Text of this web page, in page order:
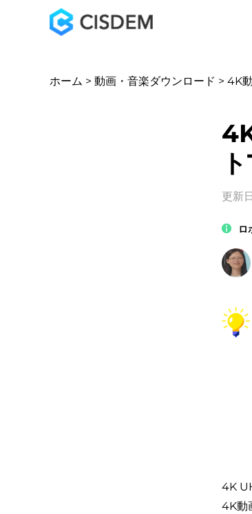
ホーム > 動画・音楽ダウンロード > 4K
更新
ロ
4K
4K動